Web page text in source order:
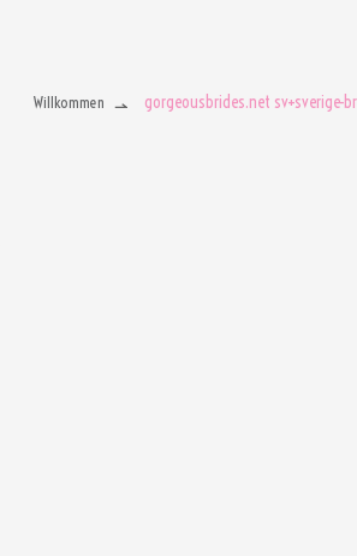
Willkommen gorgeousbrides.net sv+sverige-